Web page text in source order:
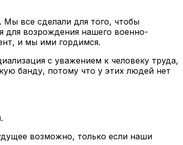
все сделали для того, чтобы
для возрождения нашего военно-
и мы ими гордимся.
с уважением к человеку труда,
банду, потому что у этих людей нет
возможно, только если наши